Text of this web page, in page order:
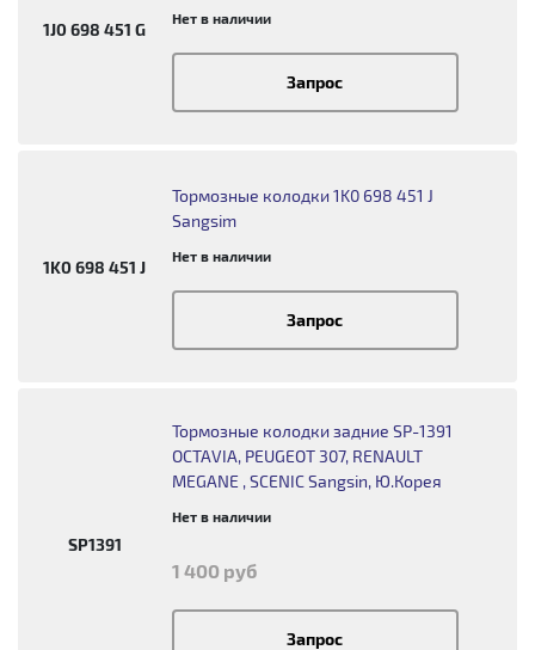
1J0 698 451 G
Нет в наличии
Запрос
1K0 698 451 J
Тормозные колодки 1K0 698 451 J
Sangsim
Нет в наличии
Запрос
SP1391
Тормозные колодки задние SP-1391
OCTAVIA, PEUGEOT 307, RENAULT
MEGANE , SCENIC Sangsin, Ю.Корея
Нет в наличии
1 400 руб
Запрос